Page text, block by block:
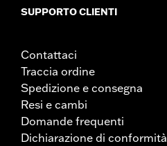
SUPPORTO CLIENTI
Contattaci
Traccia ordine
Spedizione e consegna
Resi e cambi
Domande frequenti
Dichiarazione di conformità